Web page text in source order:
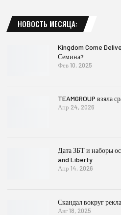
НОВОСТЬ МЕСЯЦА:
Kingdom Come
Семина?
Фев 10, 2025
TEAMGROUP взяла
Апр 24, 2026
Дата ЗБТ и наборы
and Liberty
Апр 14, 2026
Скандал вокруг
Авг 18, 2025